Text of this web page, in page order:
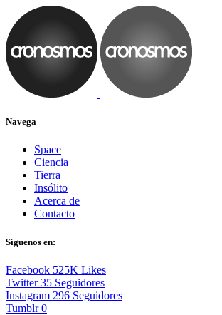
Navega
Space
Ciencia
Tierra
Insólito
Acerca de
Contacto
Síguenos en:
Facebook 525K Likes
Twitter 35 Seguidores
Instagram 296 Seguidores
Tumblr 0